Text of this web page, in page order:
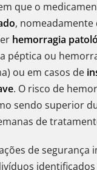
que o
, nomeadamente
hemorragia
péptica ou
ou em casos de
. O risco de
sendo superior
de
de segurança